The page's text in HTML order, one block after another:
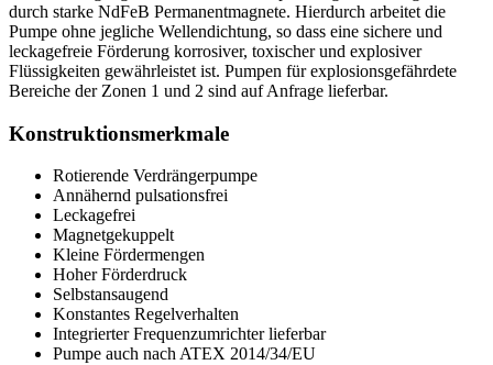
durch starke NdFeB Permanentmagnete. Hierdurch arbeitet die
Pumpe ohne jegliche Wellendichtung, so dass eine sichere und
leckagefreie Förderung korrosiver, toxischer und explosiver
Flüssigkeiten gewährleistet ist. Pumpen für explosionsgefährdete
Bereiche der Zonen 1 und 2 sind auf Anfrage lieferbar.
Konstruktionsmerkmale
Rotierende Verdrängerpumpe
Annähernd pulsationsfrei
Leckagefrei
Magnetgekuppelt
Kleine Fördermengen
Hoher Förderdruck
Selbstansaugend
Konstantes Regelverhalten
Integrierter Frequenzumrichter lieferbar
Pumpe auch nach ATEX 2014/34/EU